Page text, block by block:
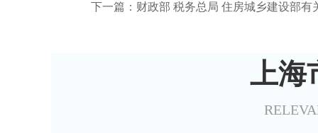
下一篇：财政部 税务总局 住房城乡建设部
上海